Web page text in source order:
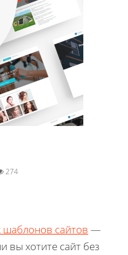
274
шаблонов сайтов —
вы хотите сайт без